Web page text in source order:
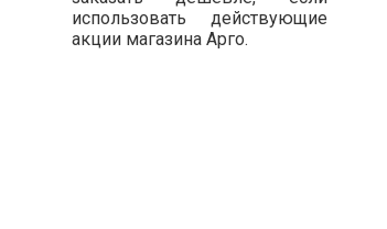
использовать действующие
акции магазина Арго.